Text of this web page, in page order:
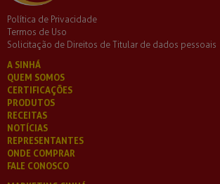
Política de Privacidade
Termos de Uso
Solicitação de Direitos de Titular de dados pessoais
A SINHÁ
QUEM SOMOS
CERTIFICAÇÕES
PRODUTOS
RECEITAS
NOTÍCIAS
REPRESENTANTES
ONDE COMPRAR
FALE CONOSCO